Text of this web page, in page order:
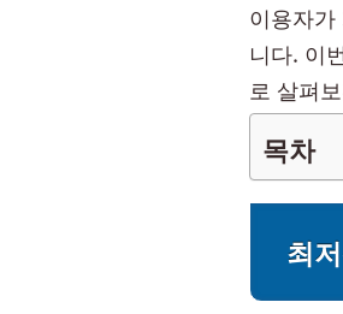
이용자
니다. 이
로 살펴
목차
최